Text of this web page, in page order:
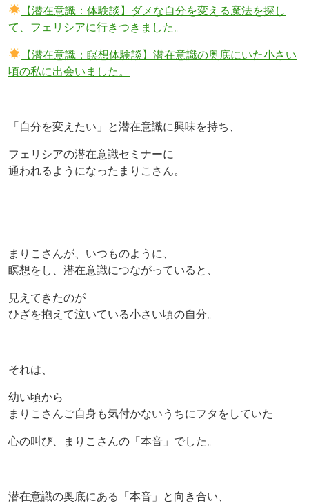
【潜在意識：体験談】ダメな自分を変える魔法を探し
て、フェリシアに行きつきました。
【潜在意識：瞑想体験談】潜在意識の奥底にいた小さい
頃の私に出会いました。
「自分を変えたい」と潜在意識に興味を持ち、
フェリシアの潜在意識セミナーに
通われるようになったまりこさん。
まりこさんが、いつものように、
瞑想をし、潜在意識につながっていると、
見えてきたのが
ひざを抱えて泣いている小さい頃の自分。
それは、
幼い頃から
まりこさんご自身も気付かないうちにフタをしていた
心の叫び、まりこさんの「本音」でした。
潜在意識の奥底にある「本音」と向き合い、